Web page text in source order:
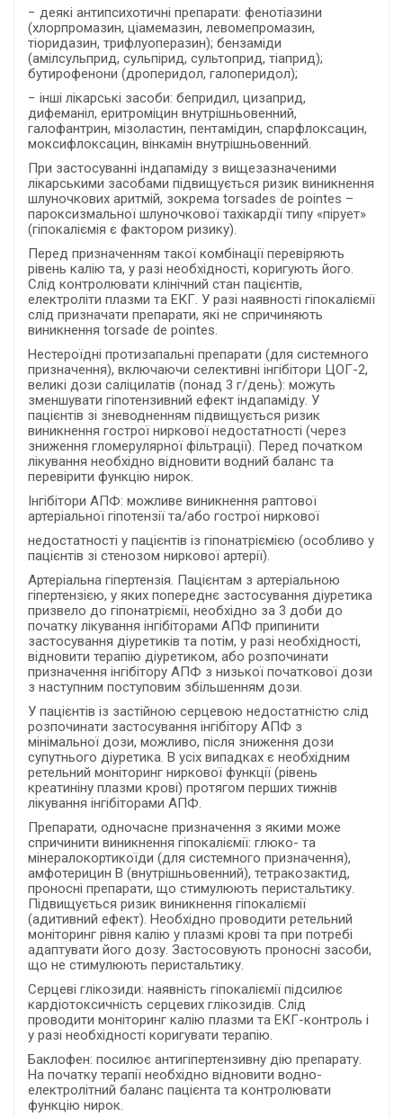
− деякі антипсихотичні препарати: фенотіазини
(хлорпромазин, ціамемазин, левомепромазин,
тіоридазин, трифлуоперазин); бензаміди
(амілсульприд, сульпірид, сультоприд, тіаприд);
бутирофенони (дроперидол, галоперидол);
− інші лікарські засоби: бепридил, цизаприд,
дифеманіл, еритроміцин внутрішньовенний,
галофантрин, мізоластин, пентамідин, спарфлоксацин,
моксифлоксацин, вінкамін внутрішньовенний.
При застосуванні індапаміду з вищезазначеними
лікарськими засобами підвищується ризик виникнення
шлуночкових аритмій, зокрема torsades de pointes –
пароксизмальної шлуночкової тахікардії типу «пірует»
(гіпокаліємія є фактором ризику).
Перед призначенням такої комбінації перевіряють
рівень калію та, у разі необхідності, коригують його.
Слід контролювати клінічний стан пацієнтів,
електроліти плазми та ЕКГ. У разі наявності гіпокаліємії
слід призначати препарати, які не спричиняють
виникнення torsade de pointes.
Нестероїдні протизапальні препарати (для системного
призначення), включаючи селективні інгібітори ЦОГ-2,
великі дози саліцилатів (понад 3 г/день): можуть
зменшувати гіпотензивний ефект індапаміду. У
пацієнтів зі зневодненням підвищується ризик
виникнення гострої ниркової недостатності (через
зниження гломерулярної фільтрації). Перед початком
лікування необхідно відновити водний баланс та
перевірити функцію нирок.
Інгібітори АПФ: можливе виникнення раптової
артеріальної гіпотензії та/або гострої ниркової
недостатності у пацієнтів із гіпонатріємією (особливо у
пацієнтів зі стенозом ниркової артерії).
Артеріальна гіпертензія. Пацієнтам з артеріальною
гіпертензією, у яких попереднє застосування діуретика
призвело до гіпонатріємії, необхідно за 3 доби до
початку лікування інгібіторами АПФ припинити
застосування діуретиків та потім, у разі необхідності,
відновити терапію діуретиком, або розпочинати
призначення інгібітору АПФ з низької початкової дози
з наступним поступовим збільшенням дози.
У пацієнтів із застійною серцевою недостатністю слід
розпочинати застосування інгібітору АПФ з
мінімальної дози, можливо, після зниження дози
супутнього діуретика. В усіх випадках є необхідним
ретельний моніторинг ниркової функції (рівень
креатиніну плазми крові) протягом перших тижнів
лікування інгібіторами АПФ.
Препарати, одночасне призначення з якими може
спричинити виникнення гіпокаліємії: глюко- та
мінералокортикоїди (для системного призначення),
амфотерицин В (внутрішньовенний), тетракозактид,
проносні препарати, що стимулюють перистальтику.
Підвищується ризик виникнення гіпокаліємії
(адитивний ефект). Необхідно проводити ретельний
моніторинг рівня калію у плазмі крові та при потребі
адаптувати його дозу. Застосовують проносні засоби,
що не стимулюють перистальтику.
Серцеві глікозиди: наявність гіпокаліємії підсилює
кардіотоксичність серцевих глікозидів. Слід
проводити моніторинг калію плазми та ЕКГ-контроль і
у разі необхідності коригувати терапію.
Баклофен: посилює антигіпертензивну дію препарату.
На початку терапії необхідно відновити водно-
електролітний баланс пацієнта та контролювати
функцію нирок.